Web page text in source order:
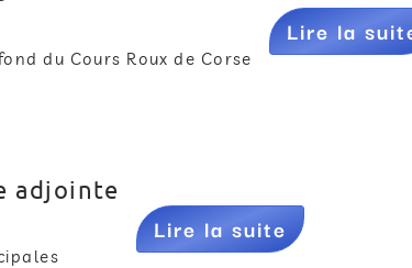
du Cours Roux de Corse
Lire la
adjointe
Lire la suite